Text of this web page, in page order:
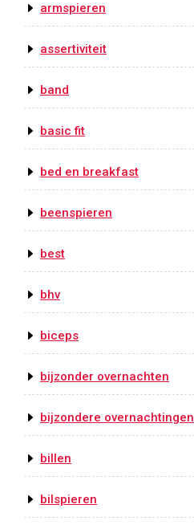
armspieren
assertiviteit
band
basic fit
bed en breakfast
beenspieren
best
bhv
biceps
bijzonder overnachten
bijzondere overnachtingen
billen
bilspieren